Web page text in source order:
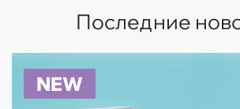
Последние
NEW